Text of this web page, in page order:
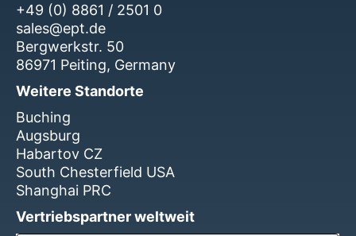
+49 (0) 8861 / 2501 0
sales@ept.de
Bergwerkstr. 50
86971 Peiting, Germany
Weitere Standorte
Buching
Augsburg
Habartov CZ
South Chesterfield USA
Shanghai PRC
Vertriebspartner weltweit